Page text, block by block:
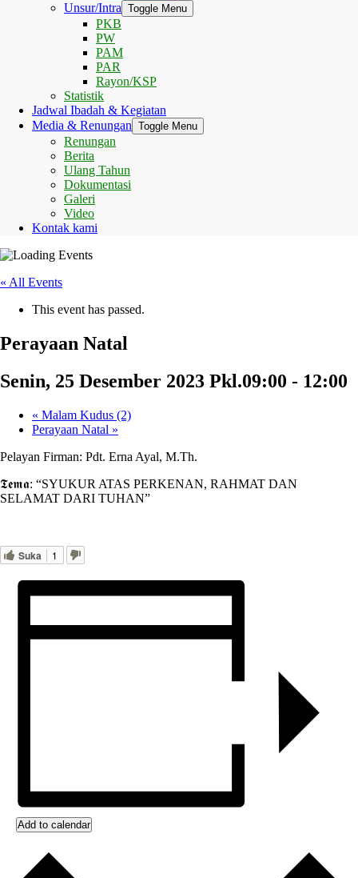
Unsur/Intra Toggle Menu
PKB
PW
PAM
PAR
Rayon/KSP
Statistik
Jadwal Ibadah & Kegiatan
Media & Renungan Toggle Menu
Renungan
Berita
Ulang Tahun
Dokumentasi
Galeri
Video
Kontak kami
« All Events
This event has passed.
Perayaan Natal
Senin, 25 Desember 2023 Pkl.09:00 - 12:00
« Malam Kudus (2)
Perayaan Natal »
Pelayan Firman: Pdt. Erna Ayal, M.Th.
𝕿𝖊𝖒𝖆: “SYUKUR ATAS PERKENAN, RAHMAT DAN
SELAMAT DARI TUHAN”
Suka 1
Add to calendar